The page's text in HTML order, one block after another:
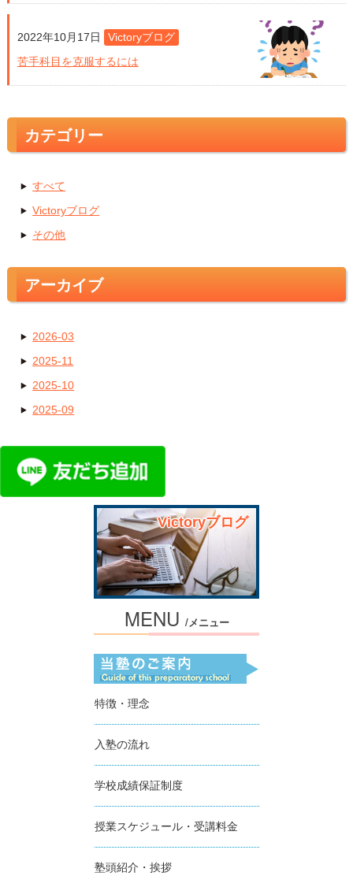
2022年10月17日
Victoryブログ
苦手科目を克服するには
カテゴリー
すべて
Victoryブログ
その他
アーカイブ
2026-03
2025-11
2025-10
2025-09
Victoryブログ
MENU /メニュー
特徴・理念
入塾の流れ
学校成績保証制度
授業スケジュール・受講料金
塾頭紹介・挨拶